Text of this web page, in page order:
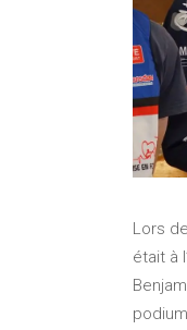
Lors
était à